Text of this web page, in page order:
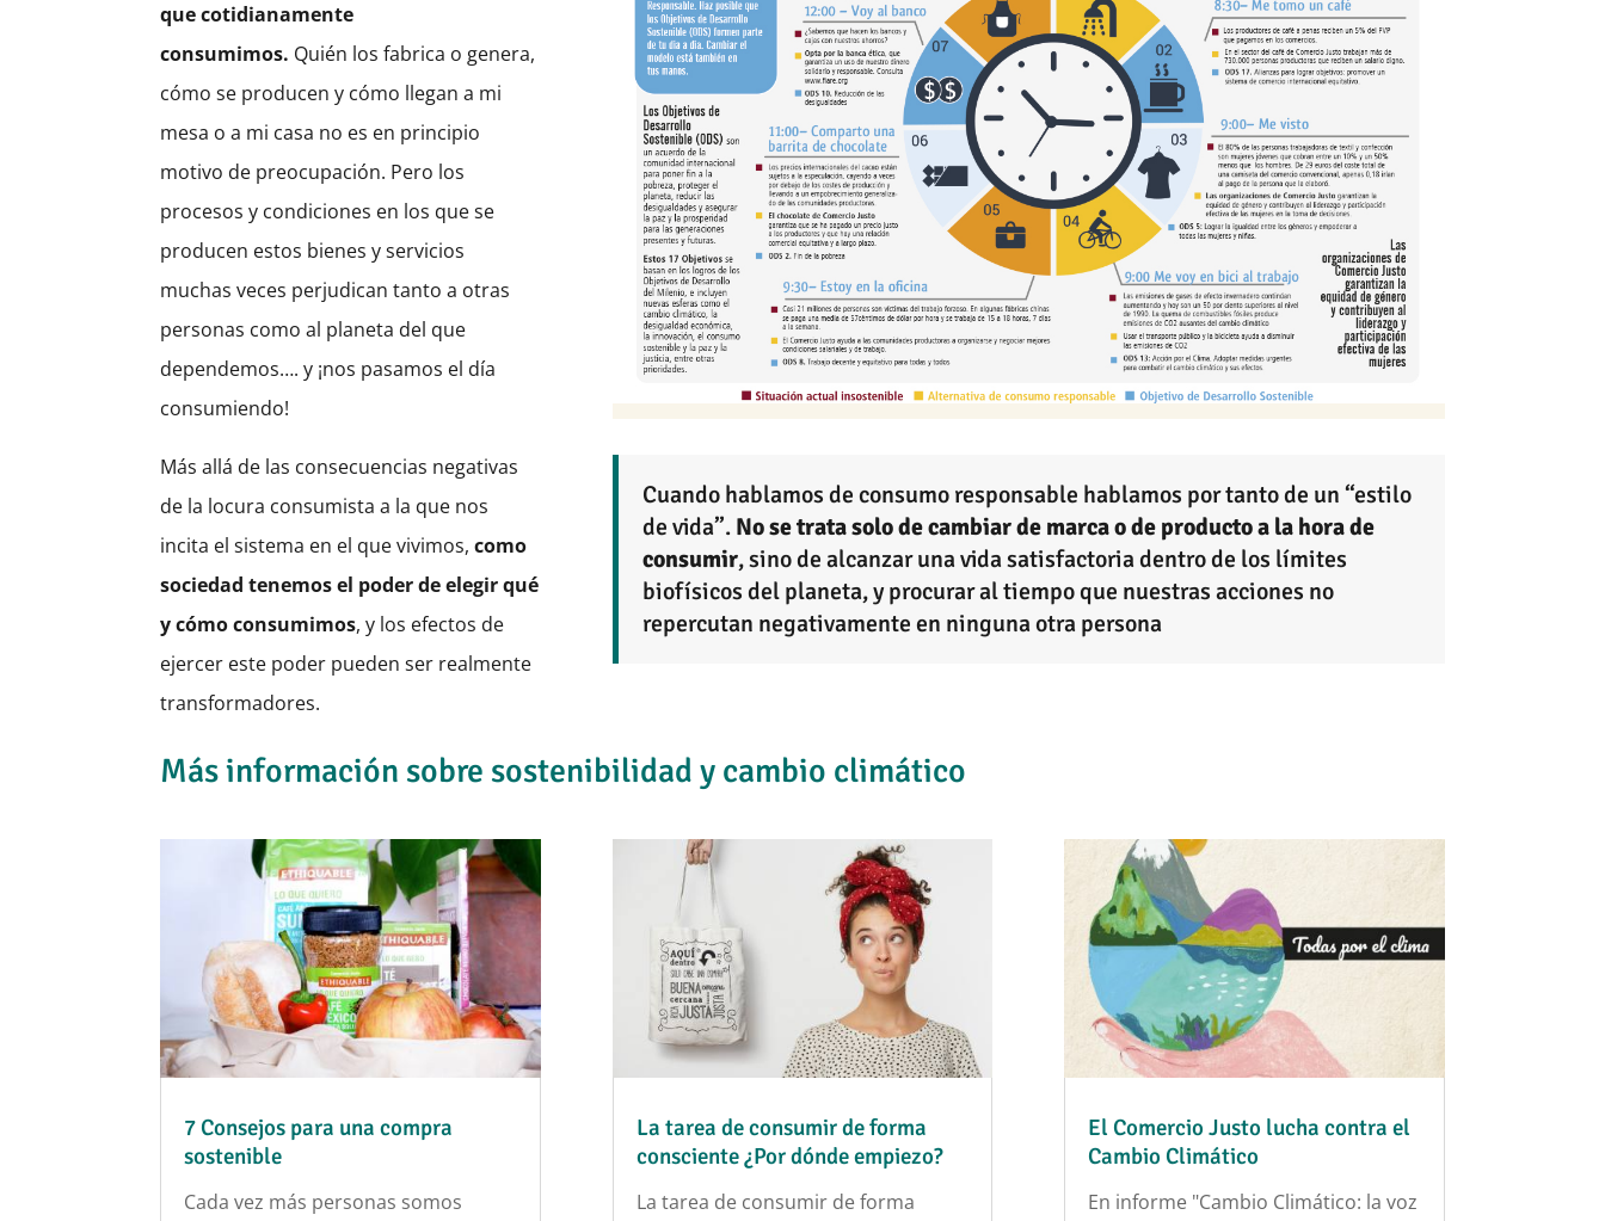
que cotidianamente
consumimos. Quién los fabrica o genera,
cómo se producen y cómo llegan a mi
mesa o a mi casa no es en principio
motivo de preocupación. Pero los
procesos y condiciones en los que se
producen estos bienes y servicios
muchas veces perjudican tanto a otras
personas como al planeta del que
dependemos…. y ¡nos pasamos el día
consumiendo!
Más allá de las consecuencias negativas
de la locura consumista a la que nos
incita el sistema en el que vivimos,como
sociedad tenemos el poder de elegir qué
y cómo consumimos, y los efectos de
ejercer este poder pueden ser realmente
transformadores.
Cuando hablamos de consumo responsable hablamos por tanto de un “estilo
de vida”. No se trata solo de cambiar de marca o de producto a la hora de
consumir, sino de alcanzar una vida satisfactoria dentro de los límites
biofísicos del planeta, y procurar al tiempo que nuestras acciones no
repercutan negativamente en ninguna otra persona
Más información sobre sostenibilidad y cambio climático
7 Consejos para una compra
sostenible
Cada vez más personas somos
La tarea de consumir de forma
consciente ¿Por dónde empiezo?
La tarea de consumir de forma
El Comercio Justo lucha contra el
Cambio Climático
En informe "Cambio Climático: la voz